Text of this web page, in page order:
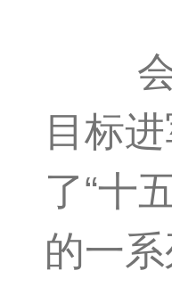
会议
目标
了“十
的一